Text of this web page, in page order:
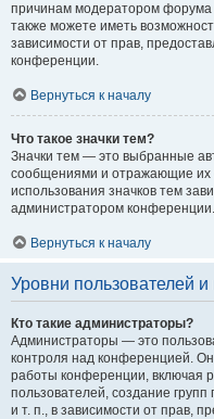
причинам модератором
также можете иметь
зависимости от прав,
конференции.
Вернуться к началу
Что такое значки тем?
Значки тем — это выбранные
сообщениями и отражающие их
использования значков тем
администратором конференции.
Вернуться к началу
Уровни пользователей и
Кто такие администраторы?
Администраторы — это
контроля над конференцией.
работы конференции, включая
пользователей, создание
и т. п., в зависимости от прав,